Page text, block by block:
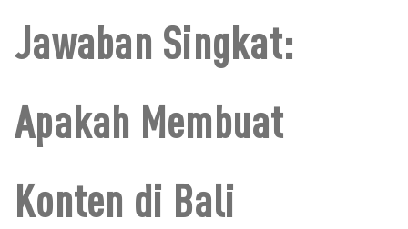
Jawaban Singkat:
Apakah Membuat
Konten di Bali